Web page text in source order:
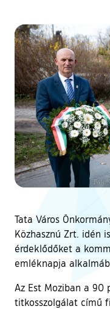
Tata Város
Közhasznú Zrt. idén
érdeklődőket a
emléknapja
Az Est Moziban a 90
titkosszolgálat című